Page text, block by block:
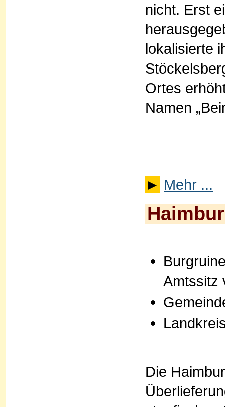
nicht. Erst
lokalisierte
Ortes
Namen
► Mehr ...
Amtssitz
Die